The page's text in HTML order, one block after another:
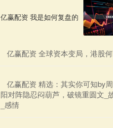
亿赢配资 我是如何复盘的
亿赢配资 全球资本变局，港股
亿赢配资 精选：其实你可知by
阳对阵隐忍闷葫芦，破镜重圆文_
_感情